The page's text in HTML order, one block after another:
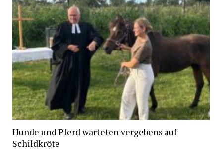
Hunde und Pferd warteten vergebens auf
Schildkröte